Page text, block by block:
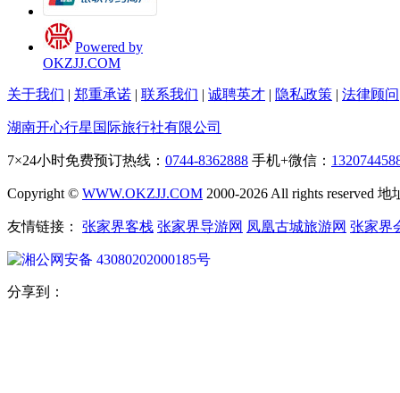
Powered by
OKZJJ.COM
关于我们 | 郑重承诺 | 联系我们 | 诚聘英才 | 隐私政策 | 法律顾问
湖南开心行星国际旅行社有限公司
7×24小时免费预订热线： 0744-8362888 手机+微信：
Copyright © WWW.OKZJJ.COM 2000-2026 All rights reserved
友情链接： 张家界客栈 张家界导游网 凤凰古城旅游网 张家界
湘公网安备 43080202000185号
分享到：